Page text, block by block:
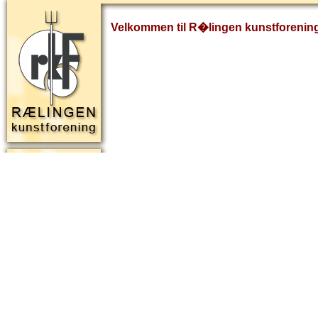
Velkommen til R�lingen